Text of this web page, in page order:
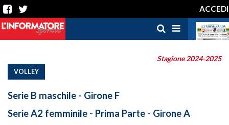
ACCEDI
Stagione 2024-2025
VOLLEY
Serie B maschile - Girone F
Serie A2 femminile - Prima Parte - Girone A